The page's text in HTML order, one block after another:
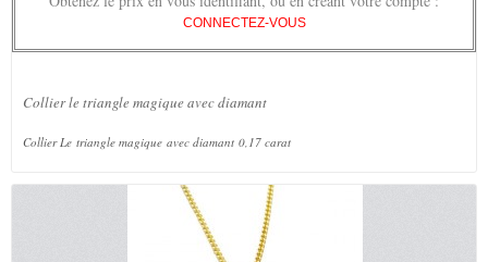
CONNECTEZ-VOUS
Collier le triangle magique avec diamant
Collier Le triangle magique avec diamant 0,17 carat